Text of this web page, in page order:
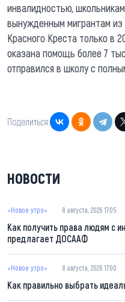
инвалидностью,
вынужденным мигрантам из
Красного Креста только в
оказана помощь более 7
отправился в школу с
Поделиться:
НОВОСТИ
«Новое утро» 8 августа, 2026 17:05
Как получить права людям с
предлагает ДОСААФ
«Новое утро» 8 августа, 2026 17:00
Как правильно выбрать